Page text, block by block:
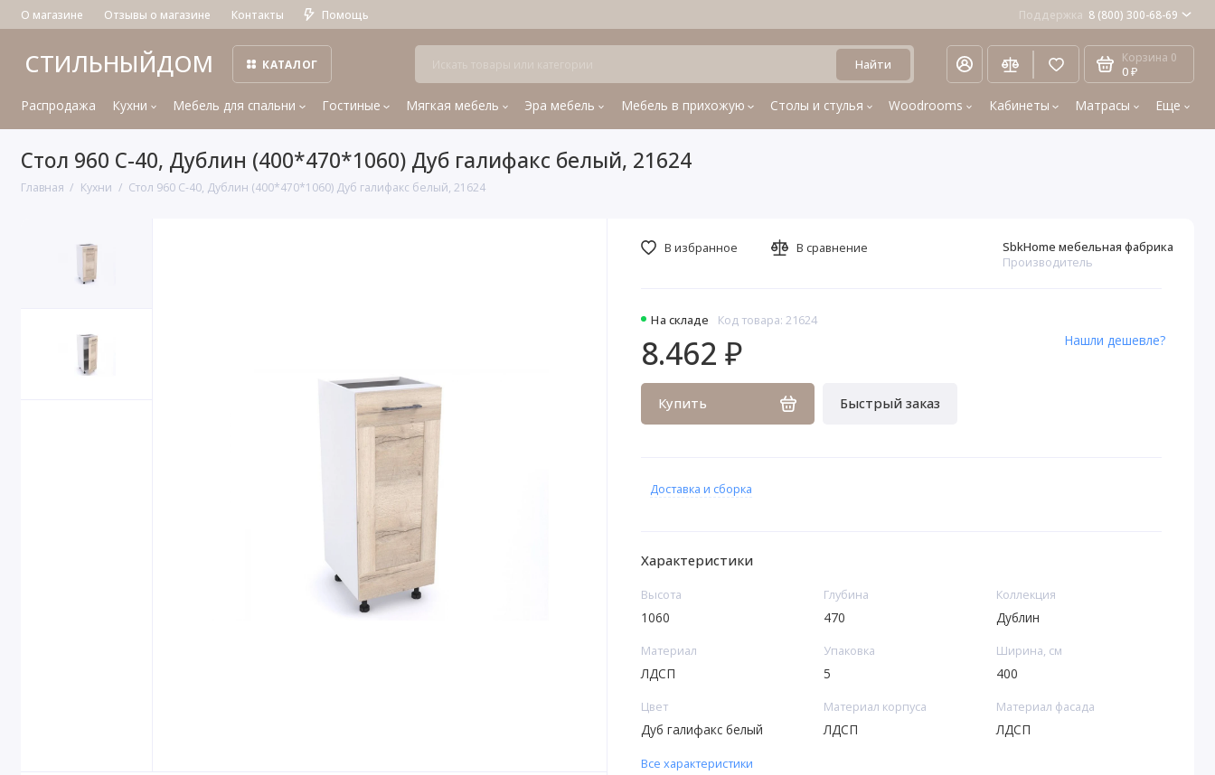
О магазине Отзывы о магазине Контакты Помощь Поддержка 8 (800) 300-68-69
СТИЛЬНЫЙДОМ КАТАЛОГ Найти Корзина 0
0 ₽
Распродажа Кухни Мебель для спальни Гостиные Мягкая мебель Эра мебель Мебель в прихожую Столы и стулья Woodrooms Кабинеты Матрасы Еще
Стол 960 С-40, Дублин (400*470*1060) Дуб галифакс белый, 21624
Главная Кухни Стол 960 С-40, Дублин (400*470*1060) Дуб галифакс белый, 21624
На складе Код товара: 21624
SbkHome мебельная фабрика
Производитель
8.462 ₽
Купить Быстрый заказ
Нашли дешевле?
В избранное В сравнение
Доставка и сборка
Характеристики
Высота
1060
Глубина
470
Коллекция
Дублин
Материал
ЛДСП
Упаковка
5
Ширина, см
400
Цвет
Дуб галифакс белый
Материал корпуса
ЛДСП
Материал фасада
ЛДСП
Все характеристики